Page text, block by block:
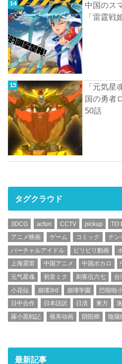
中国のス
「雷霆戦
「元気星
国の勇者
50話
タグクラウド
3DCG acfun CCTV pickup TO
アニメ映画
ゲーム コミック テン
バーチャルアイドル
ビリビリ動画
上海震雷
中国アニメ 中国ボカロ
元气星魂
初音ミク 刺客伍六七 台
小花仙
崩壊3rd 崩壊学園 巴啦啦
日中合作
日本語訳 日清 東方
羅小黒戦記
视美动画 阴阳师 陰陽
最新記事